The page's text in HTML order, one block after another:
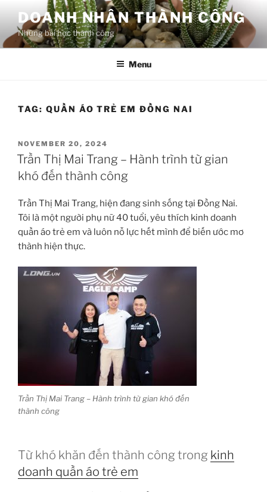
content
DOANH NHÂN THÀNH CÔNG
Những bài học thành công
Menu
TAG: QUẦN ÁO TRẺ EM ĐỒNG NAI
POSTED
ON
NOVEMBER 20, 2024
Trần Thị Mai Trang – Hành trình từ gian
khó đến thành công
Trần Thị Mai Trang, hiện đang sinh sống tại Đồng Nai.
Tôi là một người phụ nữ 40 tuổi, yêu thích kinh doanh
quần áo trẻ em và luôn nỗ lực hết mình để biến ước mơ
thành hiện thực.
Trần Thị Mai Trang – Hành trình từ gian khó đến
thành công
Từ khó khăn đến thành công trong kinh
doanh quần áo trẻ em